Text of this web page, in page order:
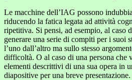
Le macchine dell’IAG possono
riducendo la fatica legata ad attività
ripetitiva. Si pensi, ad esempio, al caso
generare una serie di compiti per i suoi
l’uno dall’altro ma sullo stesso
difficoltà. O al caso di una persona che
elementi descrittivi di una sua opera in
diapositive per una breve presentazione.